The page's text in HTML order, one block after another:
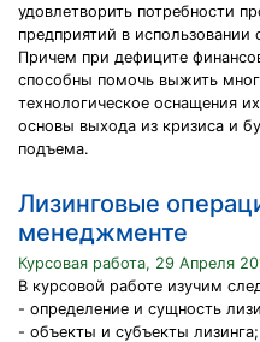
удовлетворить потребности
предприятий в
Причем при дефиците
способны помочь выжить
технологическое оснащения
основы выхода из кризиса и
подъема.
Лизинговые
менеджменте
Курсовая работа, 29 Апреля
В курсовой работе изучим
- определение и сущность
- объекты и субъекты лизинга;